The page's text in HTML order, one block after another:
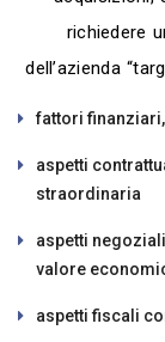
richiedere
dell’azienda
fattori
aspetti
straordinaria
aspetti
valore
aspetti fiscali